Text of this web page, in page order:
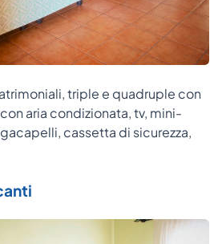
triple e quadruple con
aria condizionata, tv, mini-
cassetta di sicurezza,